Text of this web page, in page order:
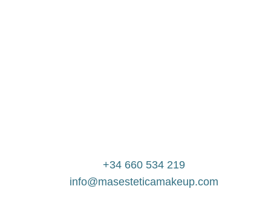
+34 660 534 219
info@masesteticamakeup.com